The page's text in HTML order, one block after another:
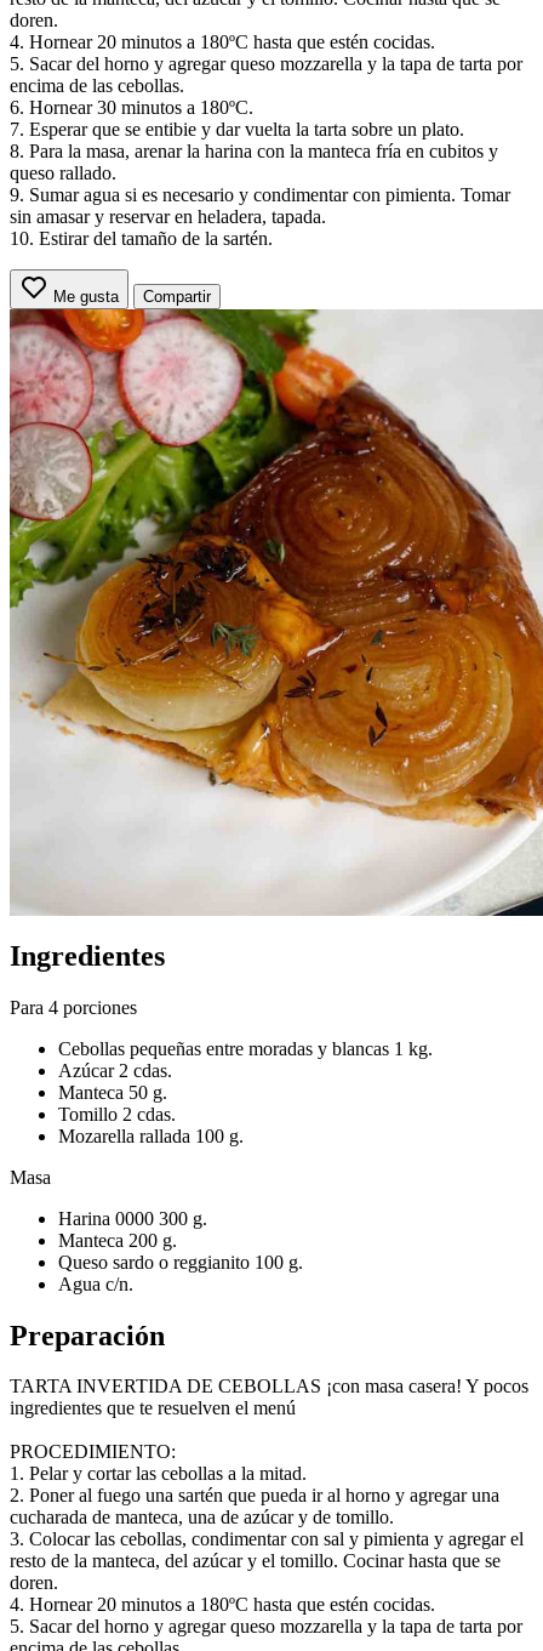
doren.
4. Hornear 20 minutos a 180ºC hasta que estén cocidas.
5. Sacar del horno y agregar queso mozzarella y la tapa de tarta por
encima de las cebollas.
6. Hornear 30 minutos a 180ºC.
7. Esperar que se entibie y dar vuelta la tarta sobre un plato.
8. Para la masa, arenar la harina con la manteca fría en cubitos y
queso rallado.
9. Sumar agua si es necesario y condimentar con pimienta. Tomar
sin amasar y reservar en heladera, tapada.
10. Estirar del tamaño de la sartén.
Me gusta Compartir
Ingredientes
Para 4 porciones
Cebollas pequeñas entre moradas y blancas 1 kg.
Azúcar 2 cdas.
Manteca 50 g.
Tomillo 2 cdas.
Mozarella rallada 100 g.
Masa
Harina 0000 300 g.
Manteca 200 g.
Queso sardo o reggianito 100 g.
Agua c/n.
Preparación
TARTA INVERTIDA DE CEBOLLAS ¡con masa casera! Y pocos
ingredientes que te resuelven el menú
PROCEDIMIENTO:
1. Pelar y cortar las cebollas a la mitad.
2. Poner al fuego una sartén que pueda ir al horno y agregar una
cucharada de manteca, una de azúcar y de tomillo.
3. Colocar las cebollas, condimentar con sal y pimienta y agregar el
resto de la manteca, del azúcar y el tomillo. Cocinar hasta que se
doren.
4. Hornear 20 minutos a 180ºC hasta que estén cocidas.
5. Sacar del horno y agregar queso mozzarella y la tapa de tarta por